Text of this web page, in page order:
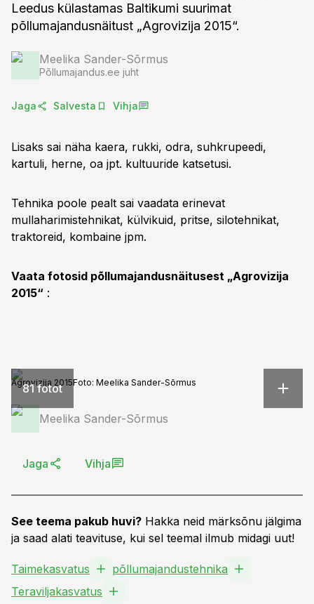
Leedus külastamas Baltikumi suurimat
põllumajandusnäitust „Agrovizija 2015“.
Meelika Sander-Sõrmus
Põllumajandus.ee juht
Jaga Salvesta Vihja
Lisaks sai näha kaera, rukki, odra, suhkrupeedi,
kartuli, herne, oa jpt. kultuuride katsetusi.
Tehnika poole pealt sai vaadata erinevat
mullaharimistehnikat, külvikuid, pritse, silotehnikat,
traktoreid, kombaine jpm.
Vaata fotosid põllumajandusnäitusest „Agrovizija
2015“ :
81 fotot
Agrovizija 2015Foto: Meelika Sander-Sõrmus
Meelika Sander-Sõrmus
Jaga Vihja
See teema pakub huvi? Hakka neid märksõnu jälgima
ja saad alati teavituse, kui sel teemal ilmub midagi uut!
Taimekasvatus
põllumajandustehnika
Teraviljakasvatus